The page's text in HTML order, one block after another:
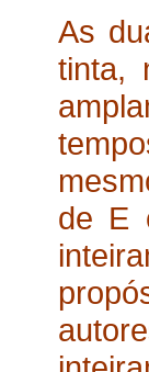
As
tinta,
de E